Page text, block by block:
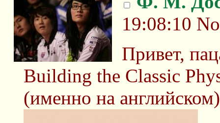
19:08:10
Привет,
Building the Classic
(именно на английском)